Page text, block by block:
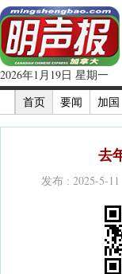
2026年1月19日 星期一
首页
要闻 加国
去
发布 : 2025-5-